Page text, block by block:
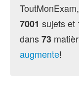
7001 sujets et
dans73
augmente!